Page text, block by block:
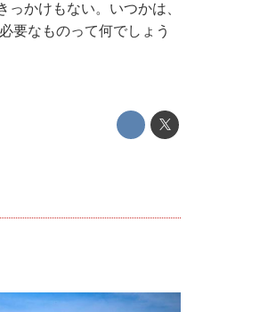
かけもない。いつかは、
要なものって何でしょう